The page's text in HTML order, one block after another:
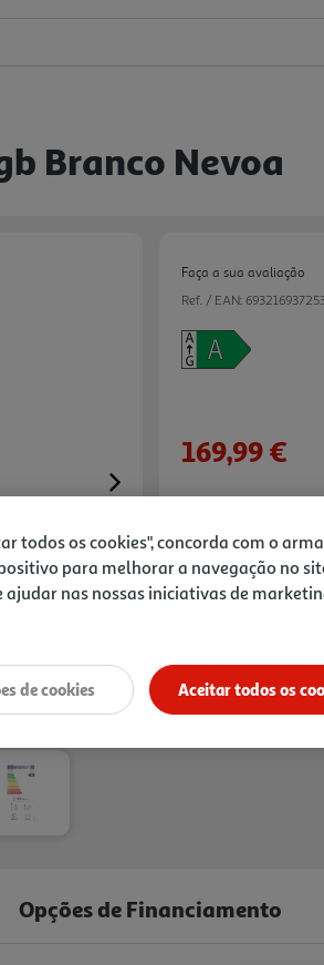
Branco Nevoa
Next
Faça a sua avaliação
Ref. / EAN:
169,99 €
Opções de Financiamento
todos os cookies", concorda com o
para melhorar a navegação no
ajudar nas nossas iniciativas de
Aceitar todos os
de cookies